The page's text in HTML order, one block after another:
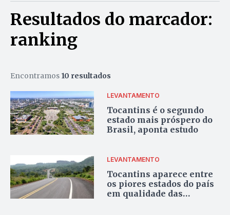
Resultados do marcador:
ranking
Encontramos 10 resultados
LEVANTAMENTO
Tocantins é o segundo
estado mais próspero do
Brasil, aponta estudo
LEVANTAMENTO
Tocantins aparece entre
os piores estados do país
em qualidade das